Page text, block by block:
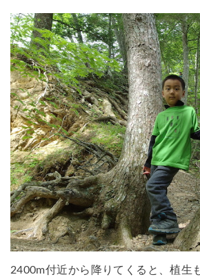
2400m付近から降りてくると、植生